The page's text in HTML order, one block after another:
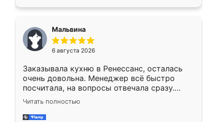
меньше, здесь же он более разнообразный.
Мне нравится ,если что-то потребуется из
мебели буду заказывать только здесь.
Мальвина
6 августа 2026
Заказывала кухню в Ренессанс, осталась
очень довольна. Менеджер всё быстро
посчитала, на вопросы отвечала сразу.
Замерщик приехал в субботу, подошёл к
делу со всей ответственностью. Собрали
за день, ребята работали аккуратно, даже
Читать полностью